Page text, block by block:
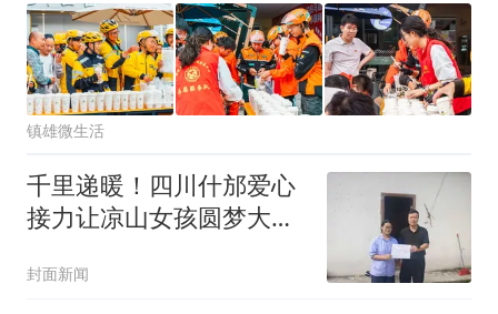
镇雄微生活
千里递暖！四川什邡爱心
接力让凉山女孩圆梦大学
封面新闻